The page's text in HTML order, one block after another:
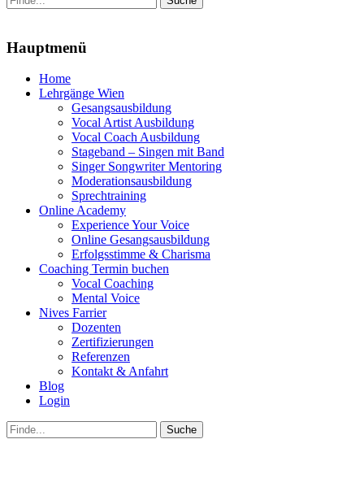
nach:
Hauptmenü
Zum
Inhalt
Home
Lehrgänge Wien
Gesangsausbildung
Vocal Artist Ausbildung
Vocal Coach Ausbildung
Stageband – Singen mit Band
Singer Songwriter Mentoring
Moderationsausbildung
Sprechtraining
Online Academy
Experience Your Voice
Online Gesangsausbildung
Erfolgsstimme & Charisma
Coaching Termin buchen
Vocal Coaching
Mental Voice
Nives Farrier
Dozenten
Zertifizierungen
Referenzen
Kontakt & Anfahrt
Blog
Login
bei
der
Suche
nach: